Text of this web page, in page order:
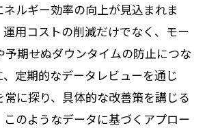
ネルギー効率の向上が見込まれま
用コストの削減だけでなく、モー
予期せぬダウンタイムの防止につな
定期的なデータレビューを通じ
に探り、具体的な改善策を講じる
このようなデータに基づくアプロー